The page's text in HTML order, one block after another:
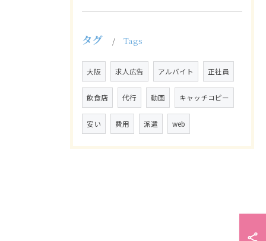
タグ Tags
大阪 求人広告 アルバイト 正社員
飲食店 代行 動画 キャッチコピー
安い 費用 派遣 web